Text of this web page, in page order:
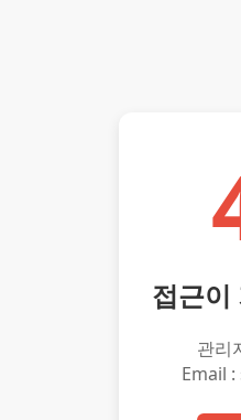
접근이
관리
Email